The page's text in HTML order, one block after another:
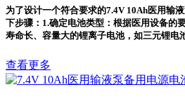
为了设计一个符合要求的7.4V 10Ah医用输
下步骤：1.确定电池类型：根据医用设备的
寿命长、容量大的锂离子电池，如三元锂电
查看更多